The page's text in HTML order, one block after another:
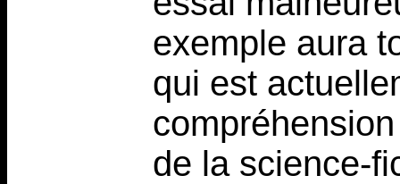
exemple aura
qui est
de la science-